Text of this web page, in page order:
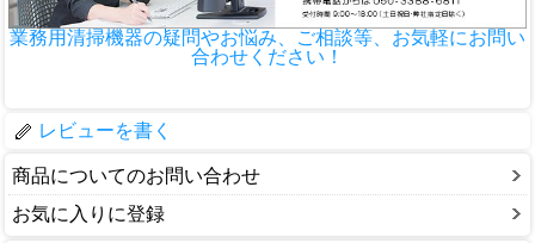
業務用清掃機器の疑問やお悩み、ご相談等、お気軽にお問い
合わせください！
レビューを書く
商品についてのお問い合わせ
お気に入りに登録